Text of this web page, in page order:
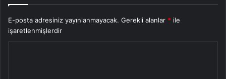
E-posta adresiniz yayınlanmayacak. Gerekli alanlar * ile
işaretlenmişlerdir